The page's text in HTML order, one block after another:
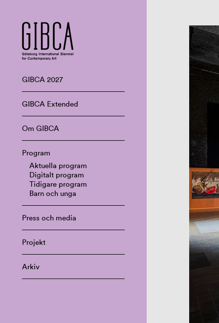
GIBCA 2027
GIBCA Extended
Om GIBCA
Program
Aktuella program
Digitalt program
Tidigare program
Barn och unga
Press och media
Projekt
Arkiv